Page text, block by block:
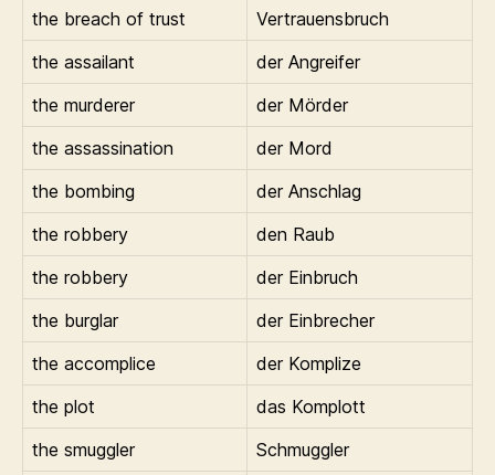
the breach of trust
Vertrauensbruch
the assailant
der Angreifer
the murderer
der Mörder
the assassination
der Mord
the bombing
der Anschlag
the robbery
den Raub
the robbery
der Einbruch
the burglar
der Einbrecher
the accomplice
der Komplize
the plot
das Komplott
the smuggler
Schmuggler